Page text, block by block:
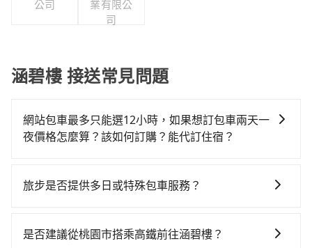
公司
業有限公
司
涵碧樓 接送常見問題
網站包車最多只能選12小時，如果想訂包車兩天一
夜價格怎麼算？該如何訂購？能代訂住宿？
需要連續兩天的包車服務，可以在官網上分開預定兩天
旅步是否提供多日或特殊包車服務？
專人回覆您。
是否建議從桃園市搭乘高鐵前往涵碧樓？